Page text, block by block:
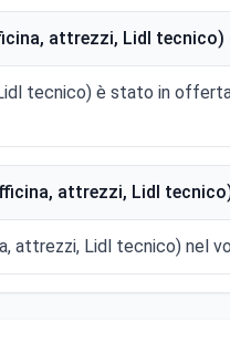
attrezzi, Lidl tecnico)
tecnico) è stato in
attrezzi, Lidl
attrezzi, Lidl tecnico) nel